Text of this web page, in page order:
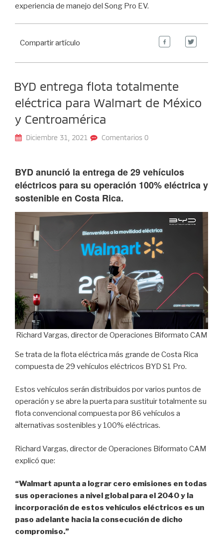
experiencia de manejo del Song Pro EV.
Compartir artículo
BYD entrega flota totalmente
eléctrica para Walmart de México
y Centroamérica
Diciembre 31, 2021 Comentarios 0
BYD anunció la entrega de 29 vehículos
eléctricos para su operación 100% eléctrica y
sostenible en Costa Rica.
Richard Vargas, director de Operaciones Biformato CAM
Se trata de la flota eléctrica más grande de Costa Rica
compuesta de 29 vehículos eléctricos BYD S1 Pro.
Estos vehículos serán distribuidos por varios puntos de
operación y se abre la puerta para sustituir totalmente su
flota convencional compuesta por 86 vehículos a
alternativas sostenibles y 100% eléctricas.
Richard Vargas, director de Operaciones Biformato CAM
explicó que:
“Walmart apunta a lograr cero emisiones en todas
sus operaciones a nivel global para el 2040 y la
incorporación de estos vehículos eléctricos es un
paso adelante hacia la consecución de dicho
compromiso.”